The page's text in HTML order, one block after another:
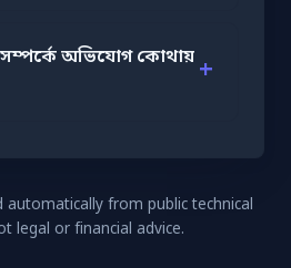
অভিযোগ কোথায়
from public technical
legal or financial advice.